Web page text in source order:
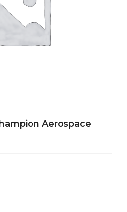
Aerospace